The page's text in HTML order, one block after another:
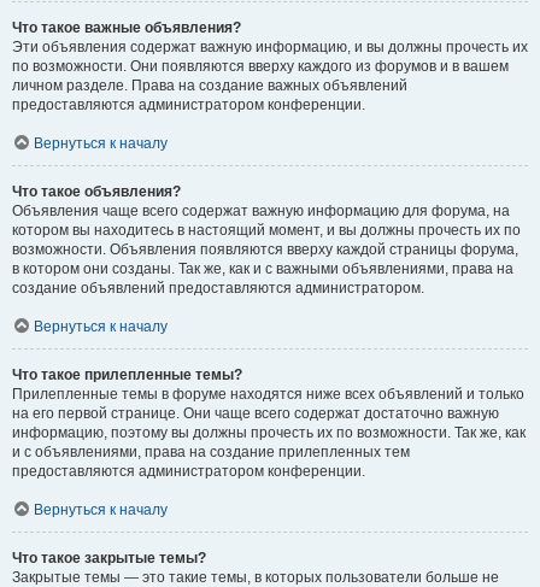
Что такое важные объявления?
Эти объявления содержат важную информацию, и вы должны прочесть их
по возможности. Они появляются вверху каждого из форумов и в вашем
личном разделе. Права на создание важных объявлений
предоставляются администратором конференции.
Вернуться к началу
Что такое объявления?
Объявления чаще всего содержат важную информацию для форума, на
котором вы находитесь в настоящий момент, и вы должны прочесть их по
возможности. Объявления появляются вверху каждой страницы форума,
в котором они созданы. Так же, как и с важными объявлениями, права на
создание объявлений предоставляются администратором.
Вернуться к началу
Что такое прилепленные темы?
Прилепленные темы в форуме находятся ниже всех объявлений и только
на его первой странице. Они чаще всего содержат достаточно важную
информацию, поэтому вы должны прочесть их по возможности. Так же, как
и с объявлениями, права на создание прилепленных тем
предоставляются администратором конференции.
Вернуться к началу
Что такое закрытые темы?
Закрытые темы — это такие темы, в которых пользователи больше не